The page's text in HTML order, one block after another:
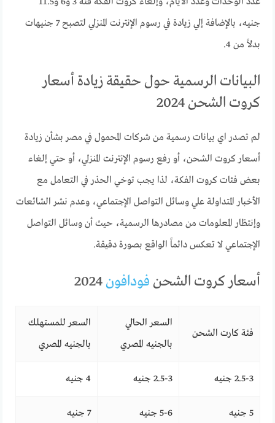
جنيه، بالإضافة إلي زيادة في رسوم الإنترنت المنزلي لتصبح 7 جنيهات
بدلاً من 4.
البيانات الرسمية حول حقيقة زيادة أسعار
كروت الشحن 2024
لم تصدر اي بيانات رسمية من شركات المحمول في مصر بشأن زيادة
أسعار كروت الشحن، أو رفع رسوم الإنترنت المنزلي، أو حتي إلغاء
بعض فئات كروت الفكة، لذا يجب توخي الحذر في التعامل مع
الأخبار المتداولة علي وسائل التواصل الإجتماعي، وعدم نشر الشائعات
وإنتظار المعلومات من مصادرها الرسمية، حيث أن وسائل التواصل
الإجتماعي لا تعكس دائماً الواقع بصورة دقيقة.
أسعار كروت الشحن فودافون 2024
فئة كارت الشحن
السعر الحالي
بالجنيه المصري
السعر للمستهلك
بالجنيه المصري
2.5-3 جنيه 2.5-3 جنيه 4 جنيه
5 جنيه 5-6 جنيه 7 جنيه